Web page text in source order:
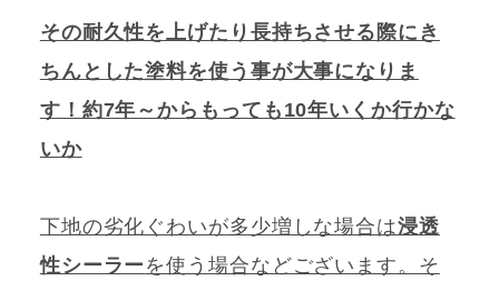
その耐久性を上げたり長持ちさせる際にき
ちんとした塗料を使う事が大事になりま
す！約7年～からもっても10年いくか行かな
いか
下地の劣化ぐわいが多少増しな場合は浸透
性シーラー を使う場合などございます。そ